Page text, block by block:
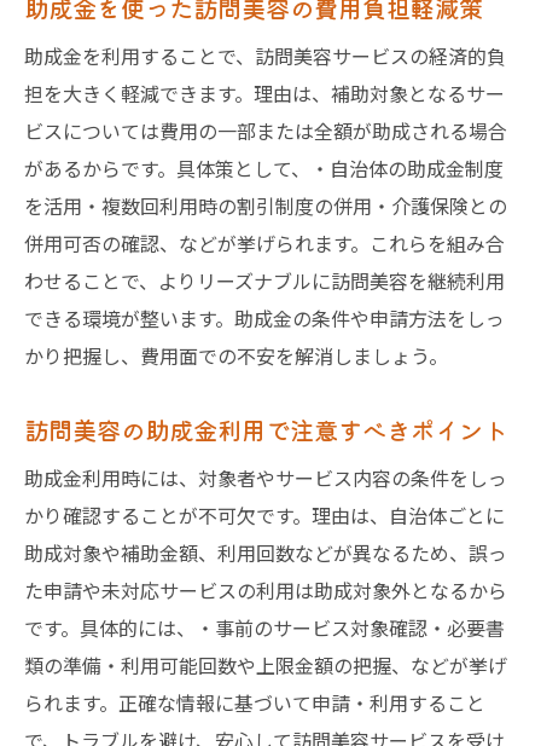
助成金を使った訪問美容の費用負担軽減策
助成金を利用することで、訪問美容サービスの経済的負
担を大きく軽減できます。理由は、補助対象となるサー
ビスについては費用の一部または全額が助成される場合
があるからです。具体策として、・自治体の助成金制度
を活用・複数回利用時の割引制度の併用・介護保険との
併用可否の確認、などが挙げられます。これらを組み合
わせることで、よりリーズナブルに訪問美容を継続利用
できる環境が整います。助成金の条件や申請方法をしっ
かり把握し、費用面での不安を解消しましょう。
訪問美容の助成金利用で注意すべきポイント
助成金利用時には、対象者やサービス内容の条件をしっ
かり確認することが不可欠です。理由は、自治体ごとに
助成対象や補助金額、利用回数などが異なるため、誤っ
た申請や未対応サービスの利用は助成対象外となるから
です。具体的には、・事前のサービス対象確認・必要書
類の準備・利用可能回数や上限金額の把握、などが挙げ
られます。正確な情報に基づいて申請・利用すること
で、トラブルを避け、安心して訪問美容サービスを受け